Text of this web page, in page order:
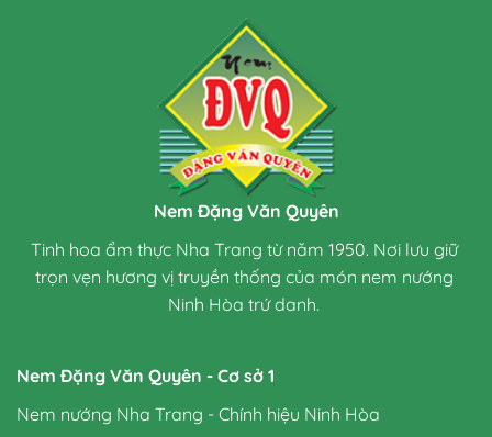
Nem Đặng Văn Quyên
Tinh hoa ẩm thực Nha Trang từ năm 1950. Nơi lưu giữ
trọn vẹn hương vị truyền thống của món nem nướng
Ninh Hòa trứ danh.
Nem Đặng Văn Quyên - Cơ sở 1
Nem nướng Nha Trang - Chính hiệu Ninh Hòa